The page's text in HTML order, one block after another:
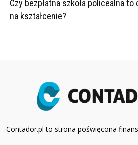
Czy bezpłatna szkoła policealna
na kształcenie?
Contador.pl to strona poświęcona